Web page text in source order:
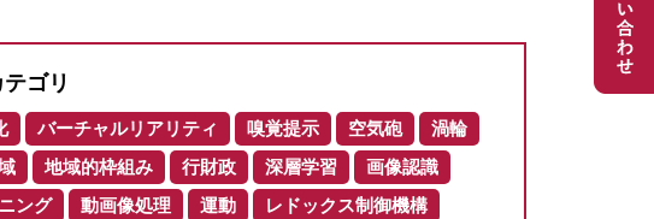
テゴリ
バーチャルリアリティ 嗅覚提示 空気砲
渦輪
地域的枠組み 行財政 深層学習
画像認識
ング 動画像処理 運動
レドックス制御機構